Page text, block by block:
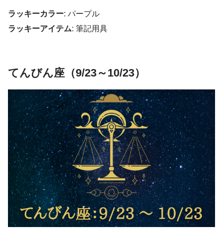
ラッキーカラー: パープル
ラッキーアイテム: 筆記用具
てんびん座（9/23～10/23）